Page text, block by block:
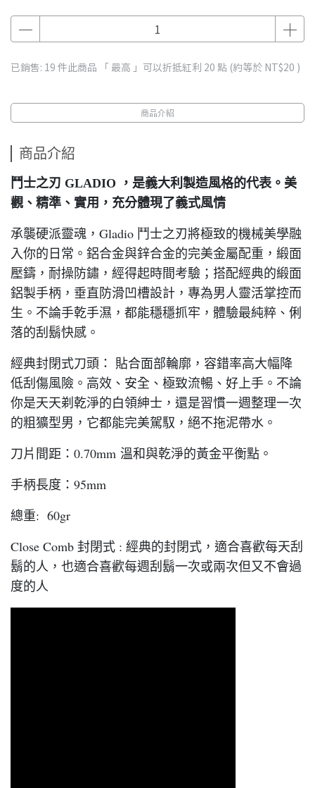
已銷售: 19 件此商品 「 最高 」可以折抵紅利 20 點 (約等於 NT$20 )
商品介紹
商品介紹
鬥士之刃 GLADIO ，是義大利製造風格的代表。美
觀、精準、實用，充分體現了義式風情
承襲硬派靈魂，Gladio 鬥士之刃將極致的機械美學融
入你的日常。鋁合金與鋅合金的完美金屬配重，緞面
壓鑄，耐操防鏽，經得起時間考驗；搭配經典的緞面
鋁製手柄，垂直防滑凹槽設計，專為男人靈活掌控而
生。不論手乾手濕，都能穩穩抓牢，體驗最純粹、俐
落的刮鬍快感。
經典封閉式刀頭： 貼合面部輪廓，容錯率高大幅降
低刮傷風險。高效、安全、極致流暢、好上手。不論
你是天天剃乾淨的白領紳士，還是習慣一週整理一次
的粗獷型男，它都能完美駕馭，絕不拖泥帶水。
刀片間距：0.70mm 溫和與乾淨的黃金平衡點。
手柄長度：95mm
總重: 60gr
Close Comb 封閉式 : 經典的封閉式，適合喜歡每天刮
鬍的人，也適合喜歡每週刮鬍一次或兩次但又不會過
度的人